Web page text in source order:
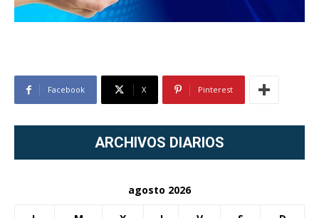
Facebook X Pinterest
ARCHIVOS DIARIOS
agosto 2026